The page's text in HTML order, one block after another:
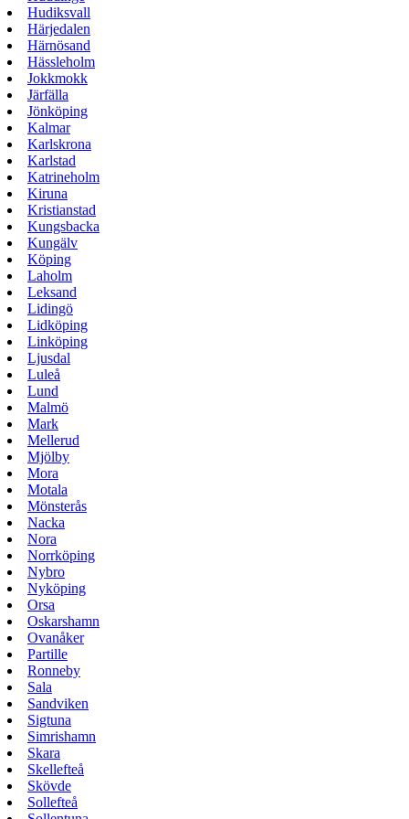
Hudiksvall
Härjedalen
Härnösand
Hässleholm
Jokkmokk
Järfälla
Jönköping
Kalmar
Karlskrona
Karlstad
Katrineholm
Kiruna
Kristianstad
Kungsbacka
Kungälv
Köping
Laholm
Leksand
Lidingö
Lidköping
Linköping
Ljusdal
Luleå
Lund
Malmö
Mark
Mellerud
Mjölby
Mora
Motala
Mönsterås
Nacka
Nora
Norrköping
Nybro
Nyköping
Orsa
Oskarshamn
Ovanåker
Partille
Ronneby
Sala
Sandviken
Sigtuna
Simrishamn
Skara
Skellefteå
Skövde
Sollefteå